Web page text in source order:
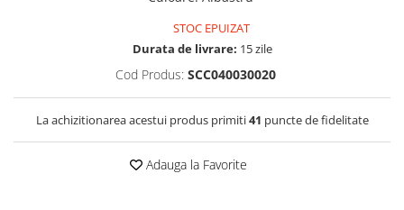
Controlere solare
MPPT
PWM
Sisteme de stocare energie
STOC EPUIZAT
Durata de livrare: 15 zile
Cod Produs: SCC040030020
La achizitionarea acestui produs primiti41 puncte de fidelitate
Adauga la Favorite